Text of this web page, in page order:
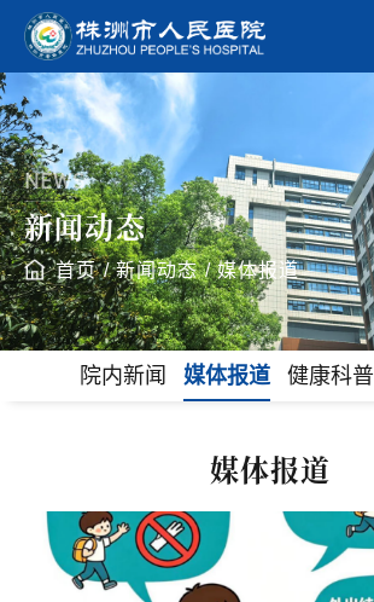
NEWS
新闻动态
首页 / 新闻动态 / 媒体报道
院内新闻 媒体报道 健康科普
媒体报道